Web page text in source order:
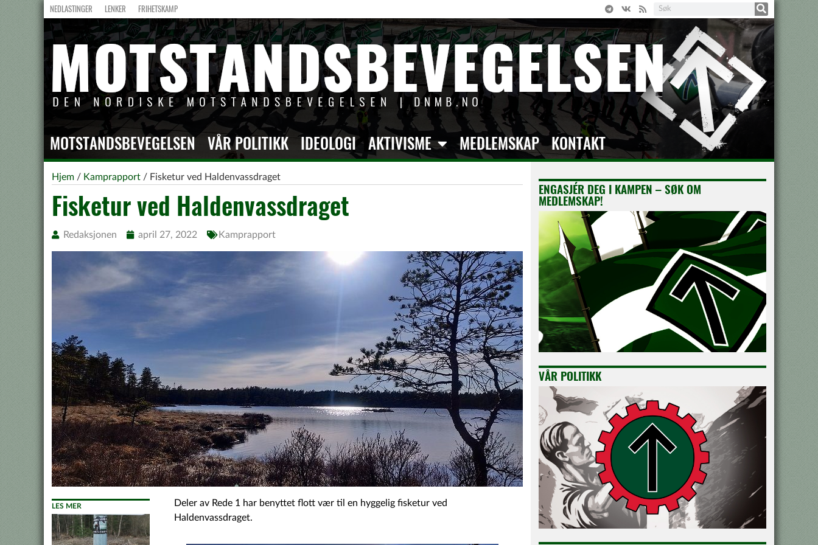
NEDLASTINGER LENKER FRIHETSKAMP
MOTSTANDSBEVEGELSEN VÅR POLITIKK IDEOLOGI AKTIVISME MEDLEMSKAP KONTAKT
Hjem / Kamprapport / Fisketur ved Haldenvassdraget
Fisketur ved Haldenvassdraget
Redaksjonen april 27, 2022 Kamprapport
LES MER
Deler av Rede 1 har benyttet flott vær til en hyggelig fisketur ved
Haldenvassdraget.
ENGASJÉR DEG I KAMPEN – SØK OM
MEDLEMSKAP!
VÅR POLITIKK